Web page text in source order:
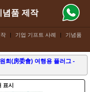
| 기업 기프트 사례 |
기념품
품 제작
회(房委會) 여행용 플러그 -
표시